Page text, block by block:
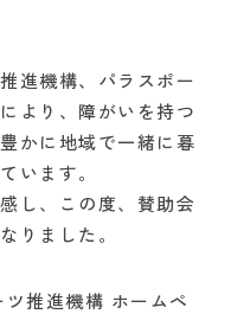
進機構、パラスポー
より、障がいを持つ
かに地域で一緒に暮
います。
し、この度、賛助会
りました。
推進機構 ホームペ